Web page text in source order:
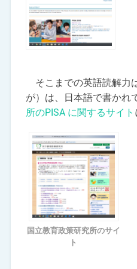
そこまでの英語読解力
が）は、日本語で書かれ
所のPISA に関するサイト
国立教育政策研究所のサイ
ト